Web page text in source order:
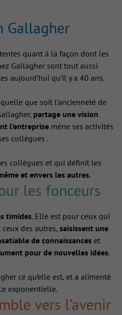
Gallagher
quant à la façon dont les
Gallagher sont tout aussi
aujourd’hui qu’il y a 40 ans.
que soit l’ancienneté de
partage une vision
l’entreprisemène ses activités
collègues .
collègues et qui définit les
et envers les autres.
les fonceurs
timides. Elle est pour ceux qui
des autres, saisissent une
de connaissances et
pour de nouvelles idées.
ce qu’elle est, et a alimenté
exponentielle.
vers l’avenir